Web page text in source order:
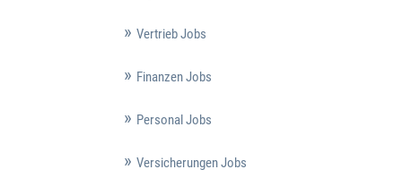
Vertrieb Jobs
Finanzen Jobs
Personal Jobs
Versicherungen Jobs